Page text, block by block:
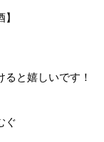
と嬉しいです！
ぐ